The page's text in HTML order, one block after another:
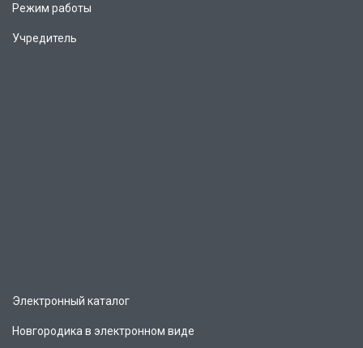
Режим работы
Учредитель
Электронный каталог
Новгородика в электронном виде